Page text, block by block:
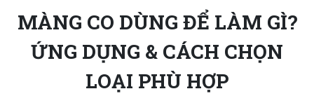
MÀNG CO DÙNG ĐỂ LÀM GÌ?
ỨNG DỤNG & CÁCH CHỌN
LOẠI PHÙ HỢP